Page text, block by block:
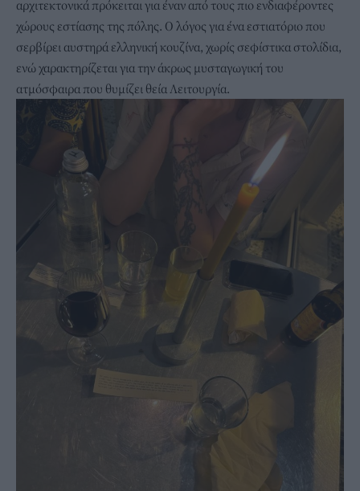
αρχιτεκτονικά πρόκειται για έναν από τους πιο ενδιαφέροντες
χώρους εστίασης της πόλης. Ο λόγος για ένα εστιατόριο που
σερβίρει αυστηρά ελληνική κουζίνα, χωρίς σεφίστικα στολίδια,
ενώ χαρακτηρίζεται για την άκρως μυσταγωγική του
ατμόσφαιρα που θυμίζει θεία Λειτουργία.